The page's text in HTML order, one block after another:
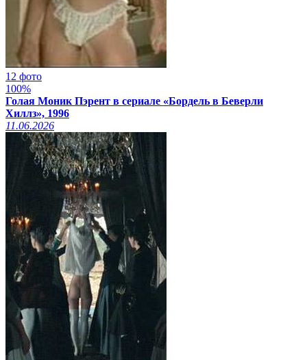
12 фото
100%
Голая Моник Пэрент в сериале «Бордель в Беверли
Хиллз», 1996
11.06.2026